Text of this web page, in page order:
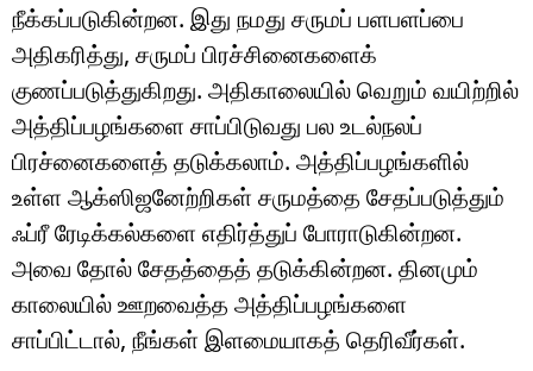
நீக்கப்படுகின்றன. இது நமது சருமப் பளபளப்பை
அதிகரித்து, சருமப் பிரச்சினைகளைக்
குணப்படுத்துகிறது. அதிகாலையில் வெறும் வயிற்றில்
அத்திப்பழங்களை சாப்பிடுவது பல உடல்நலப்
பிரச்னைகளைத் தடுக்கலாம். அத்திப்பழங்களில்
உள்ள ஆக்ஸிஜனேற்றிகள் சருமத்தை சேதப்படுத்தும்
ஃப்ரீ ரேடிக்கல்களை எதிர்த்துப் போராடுகின்றன.
அவை தோல் சேதத்தைத் தடுக்கின்றன. தினமும்
காலையில் ஊறவைத்த அத்திப்பழங்களை
சாப்பிட்டால், நீங்கள் இளமையாகத் தெரிவீர்கள்.